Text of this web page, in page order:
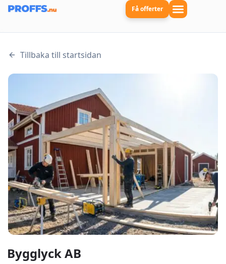
Få offerter
Tillbaka till startsidan
Bygglyck AB